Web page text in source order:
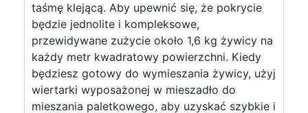
taśmę klejącą. Aby upewnić się, że pokrycie
będzie jednolite i kompleksowe,
przewidywane zużycie około 1,6 kg żywicy na
każdy metr kwadratowy powierzchni. Kiedy
będziesz gotowy do wymieszania żywicy, użyj
wiertarki wyposażonej w mieszadło do
mieszania paletkowego, aby uzyskać szybkie i